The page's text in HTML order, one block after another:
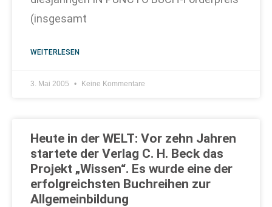
(insgesamt
WEITERLESEN
3. Mai 2005 Keine Kommentare
Heute in der WELT: Vor zehn Jahren
startete der Verlag C. H. Beck das
Projekt „Wissen“. Es wurde eine der
erfolgreichsten Buchreihen zur
Allgemeinbildung